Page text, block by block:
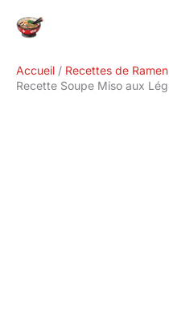
Accueil
Recettes de Ramen
Recette Soupe Miso aux